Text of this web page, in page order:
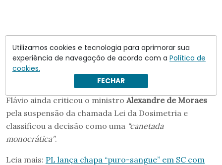
Flávio ainda criticou o ministro Alexandre de Moraes
pela suspensão da chamada Lei da Dosimetria e
classificou a decisão como uma “canetada
monocrática”.
Leia mais: PL lança chapa “puro-sangue” em SC com
Utilizamos cookies e tecnologia para aprimorar sua
experiência de navegação de acordo com a Política de
cookies.
FECHAR